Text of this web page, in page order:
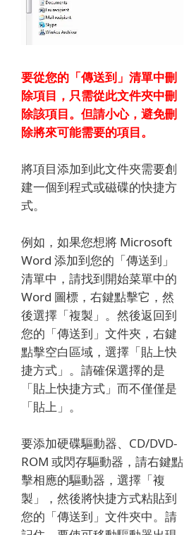
要從您的「傳送到」清單中刪
除項目，只需從此文件夾中刪
除該項目。但請小心，避免刪
除將來可能需要的項目。
將項目添加到此文件夾需要創
建一個到程式或磁碟的快捷方
式。
例如，如果您想將 Microsoft
Word 添加到您的「傳送到」
清單中，請找到開始菜單中的
Word 圖標，右鍵點擊它，然
後選擇「複製」。然後返回到
您的「傳送到」文件夾，右鍵
點擊空白區域，選擇「貼上快
捷方式」。請確保選擇的是
「貼上快捷方式」而不僅僅是
「貼上」。
要添加硬碟驅動器、CD/DVD-
ROM 或閃存驅動器，請右鍵點
擊相應的驅動器，選擇「複
製」，然後將快捷方式粘貼到
您的「傳送到」文件夾中。請